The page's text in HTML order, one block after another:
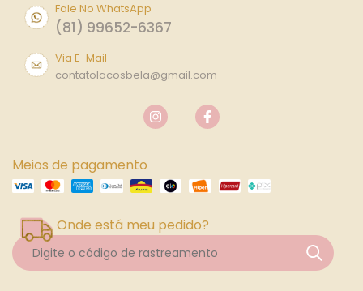
Fale No WhatsApp
(81) 99652-6367
Via E-Mail
contatolacosbela@gmail.com
Meios de pagamento
Onde está meu pedido?